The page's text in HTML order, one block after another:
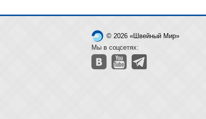
© 2026 «Швейный Мир»
Мы в соцсетях: